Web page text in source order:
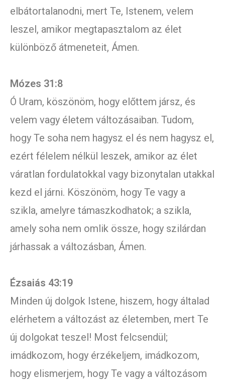
elbátortalanodni, mert Te, Istenem, velem
leszel, amikor megtapasztalom az élet
különböző átmeneteit, Ámen.
Mózes 31:8
Ó Uram, köszönöm, hogy előttem jársz, és
velem vagy életem változásaiban. Tudom,
hogy Te soha nem hagysz el és nem hagysz el,
ezért félelem nélkül leszek, amikor az élet
váratlan fordulatokkal vagy bizonytalan utakkal
kezd el járni. Köszönöm, hogy Te vagy a
szikla, amelyre támaszkodhatok; a szikla,
amely soha nem omlik össze, hogy szilárdan
járhassak a változásban, Ámen.
Ézsaiás 43:19
Minden új dolgok Istene, hiszem, hogy általad
elérhetem a változást az életemben, mert Te
új dolgokat teszel! Most felcsendül;
imádkozom, hogy érzékeljem, imádkozom,
hogy elismerjem, hogy Te vagy a változásom